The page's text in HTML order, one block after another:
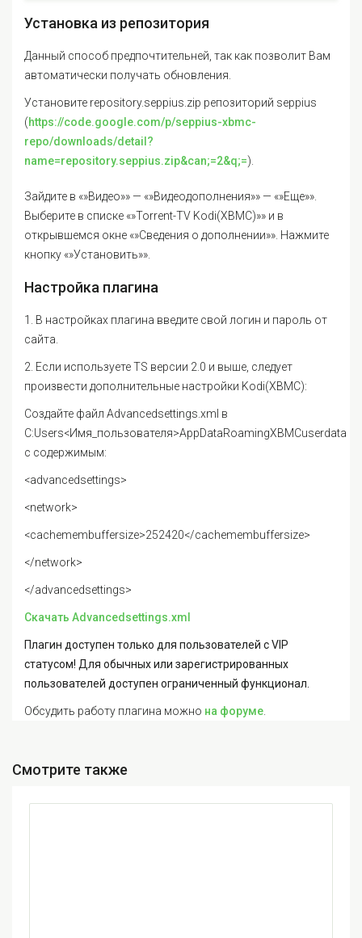
Установка из репозитория
Данный способ предпочтительней, так как позволит Вам
автоматически получать обновления.
Установите repository.seppius.zip репозиторий seppius
(https://code.google.com/p/seppius-xbmc-
repo/downloads/detail?
name=repository.seppius.zip&can;=2&q;=).
Зайдите в «»Видео»» — «»Видеодополнения»» — «»Еще»».
Выберите в списке «»Torrent-TV Kodi(XBMC)»» и в
открывшемся окне «»Сведения о дополнении»». Нажмите
кнопку «»Установить»».
Настройка плагина
1. В настройках плагина введите свой логин и пароль от
сайта.
2. Если используете TS версии 2.0 и выше, следует
произвести дополнительные настройки Kodi(XBMC):
Создайте файл Advancedsettings.xml в
C:Users<Имя_пользователя>AppDataRoamingXBMCuserdata
с содержимым:
<advancedsettings>
<network>
<cachemembuffersize>252420</cachemembuffersize>
</network>
</advancedsettings>
Скачать Advancedsettings.xml
Плагин доступен только для пользователей с VIP
статусом! Для обычных или зарегистрированных
пользователей доступен ограниченный функционал.
Обсудить работу плагина можно на форуме.
Смотрите также